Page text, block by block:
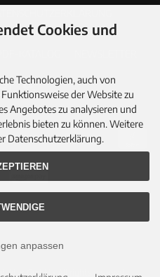
IMPRESSUM
GmbH • All rights reserved
Cookies und
Technologien, auch von
der Website zu
Angebotes zu analysieren und
bieten zu können. Weitere
Datenschutzerklärung.
anpassen